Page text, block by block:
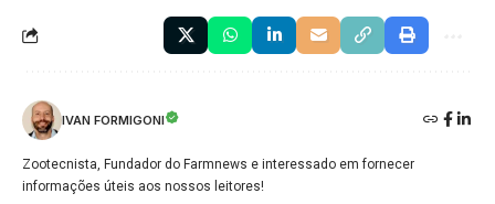
IVAN FORMIGONI
Zootecnista, Fundador do Farmnews e interessado em fornecer
informações úteis aos nossos leitores!